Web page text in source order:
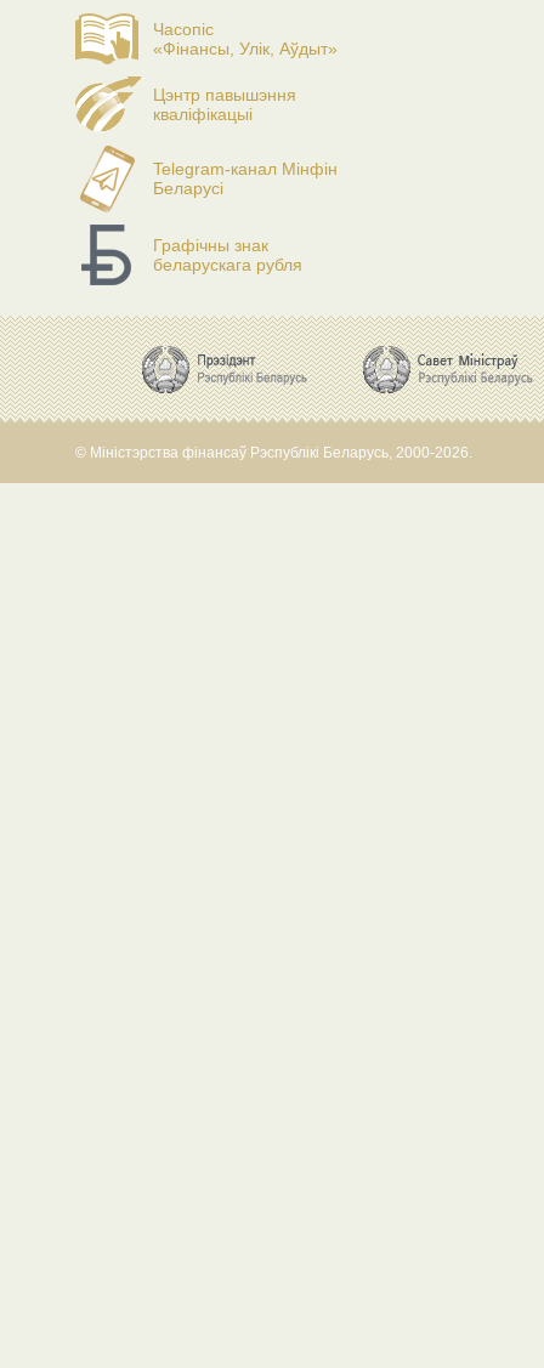
Часопіс
«Фінансы, Улік, Аўдыт»
Цэнтр павышэння
кваліфікацыі
Telegram-канал Мінфін
Беларусі
Графічны знак
беларускага рубля
© Міністэрства фінансаў Рэспублікі Беларусь, 2000-2026.